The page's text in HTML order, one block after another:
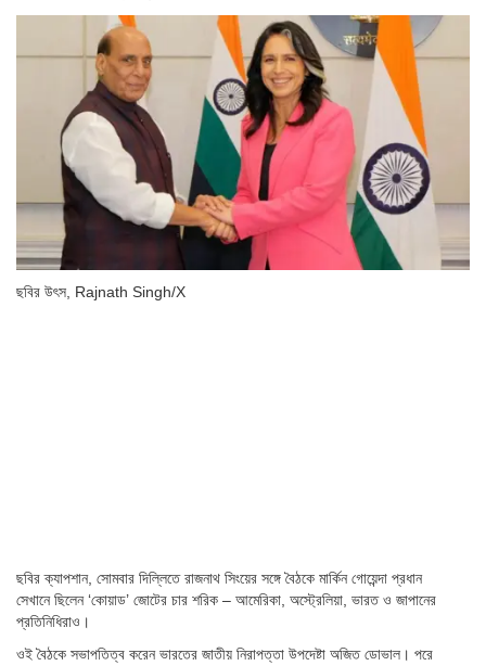
ছবির উৎস, Rajnath Singh/X
ছবির ক্যাপশান, সোমবার দিল্লিতে রাজনাথ সিংয়ের সঙ্গে বৈঠকে মার্কিন গোয়েন্দা প্রধান
সেখানে ছিলেন ‘কোয়াড’ জোটের চার শরিক – আমেরিকা, অস্ট্রেলিয়া, ভারত ও জাপানের
প্রতিনিধিরাও।
ওই বৈঠকে সভাপতিত্ব করেন ভারতের জাতীয় নিরাপত্তা উপদেষ্টা অজিত ডোভাল। পরে